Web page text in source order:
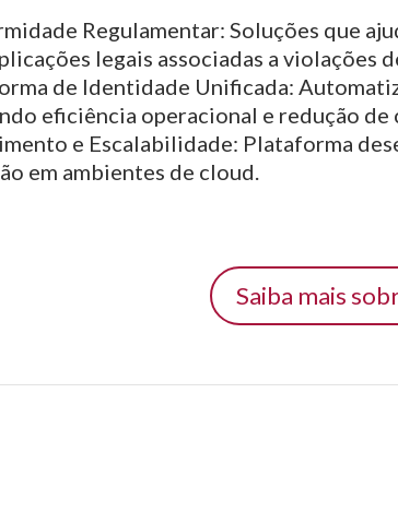
Regulamentar:Soluções que
legais associadas a violações
de Identidade Unificada:
eficiência operacional e redução de
e Escalabilidade: Plataforma
em ambientes de cloud.
Saiba mais